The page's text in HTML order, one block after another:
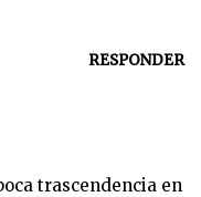
RESPONDER
trascendencia en